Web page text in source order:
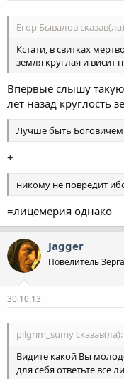
я
Егор Бывалов
Кстати, в свитках
земля круглая и висит
Впервые слышу такую
лет назад круглость
Лучше быть Боговичем
+
никому не повредит
=лицемерия однако
Jagger
Повелитель Зерга
30.10.13
pilgrim_sumy сказав(ла):
Видите какой Вы
для себя ответьте все